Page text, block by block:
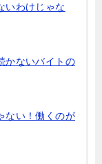
いわけじゃな
かないバイトの
ない！働くのが